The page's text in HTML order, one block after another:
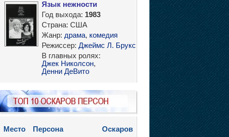
Язык нежности
Год выхода: 1983
Страна: США
Жанр: драма, комедия
Режиссер: Джеймс Л. Брукс
В главных ролях:
Джек Николсон,
Денни ДеВито
Место Персона
Оскаров